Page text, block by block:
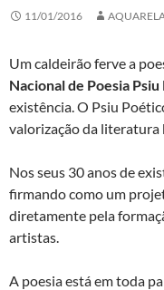
11/01/2016
Um caldeirão ferve a
Nacional de Poesia
existência. O Psiu
valorização da literatura
Nos seus 30 anos de
firmando como um
diretamente pela
artistas.
A poesia está em toda